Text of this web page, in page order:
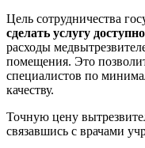
Цель сотрудничества
сделать услугу
расходы
помещения. Это
специалистов по
качеству.
Точную цену
связавшись с врачами